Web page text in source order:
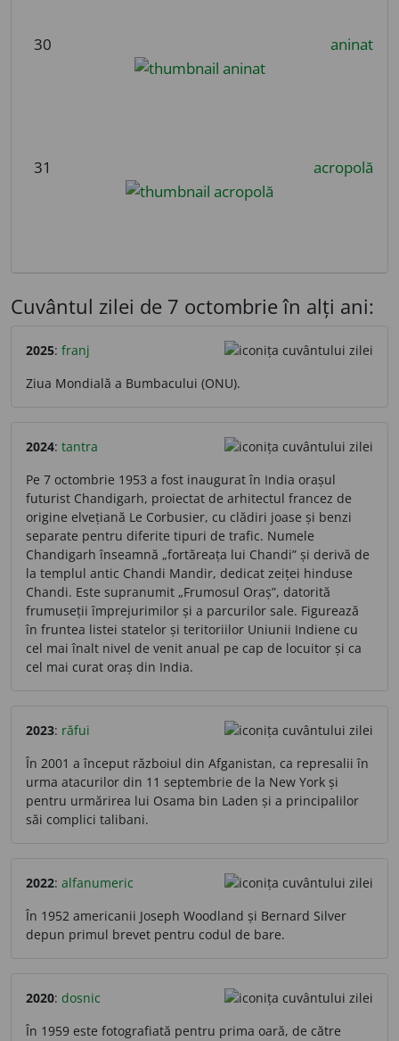
30 aninat
31 acropolă
Cuvântul zilei de 7 octombrie în alți ani:
2025: franj
Ziua Mondială a Bumbacului (ONU).
2024: tantra
Pe 7 octombrie 1953 a fost inaugurat în India orașul
futurist Chandigarh, proiectat de arhitectul francez de
origine elvețiană Le Corbusier, cu clădiri joase și benzi
separate pentru diferite tipuri de trafic. Numele
Chandigarh înseamnă „fortăreața lui Chandi” și derivă de
la templul antic Chandi Mandir, dedicat zeiței hinduse
Chandi. Este supranumit „Frumosul Oraș”, datorită
frumuseții împrejurimilor și a parcurilor sale. Figurează
în fruntea listei statelor și teritoriilor Uniunii Indiene cu
cel mai înalt nivel de venit anual pe cap de locuitor și ca
cel mai curat oraș din India.
2023: răfui
În 2001 a început războiul din Afganistan, ca represalii în
urma atacurilor din 11 septembrie de la New York și
pentru urmărirea lui Osama bin Laden și a principalilor
săi complici talibani.
2022: alfanumeric
În 1952 americanii Joseph Woodland și Bernard Silver
depun primul brevet pentru codul de bare.
2020: dosnic
În 1959 este fotografiată pentru prima oară, de către